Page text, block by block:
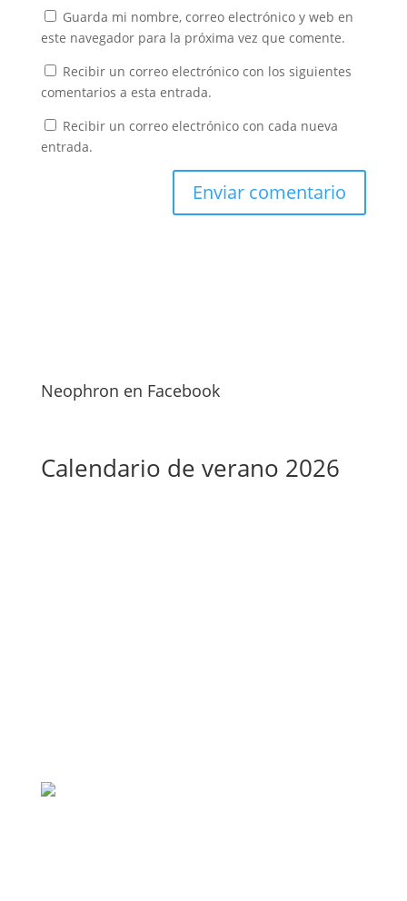
Guarda mi nombre, correo electrónico y web en
este navegador para la próxima vez que comente.
Recibir un correo electrónico con los siguientes
comentarios a esta entrada.
Recibir un correo electrónico con cada nueva
entrada.
Neophron en Facebook
Calendario de verano 2026